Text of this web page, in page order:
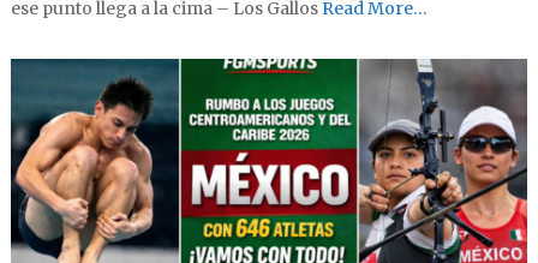
ese punto llega a la cima – Los GallosRead More…